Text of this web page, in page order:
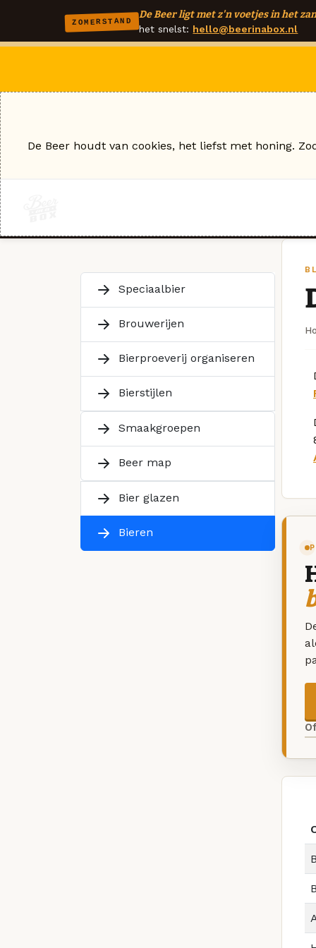
ZOMERSTAND
De Beer ligt met z'n voetjes in het
het snelst: hello@beerinabox.nl
Speciaalbier
Brouwerijen
Bierproeverij organiseren
Bierstijlen
Smaakgroepen
Beer map
Bier glazen
Bieren
De Beer houdt van cookies, het liefst met honing.